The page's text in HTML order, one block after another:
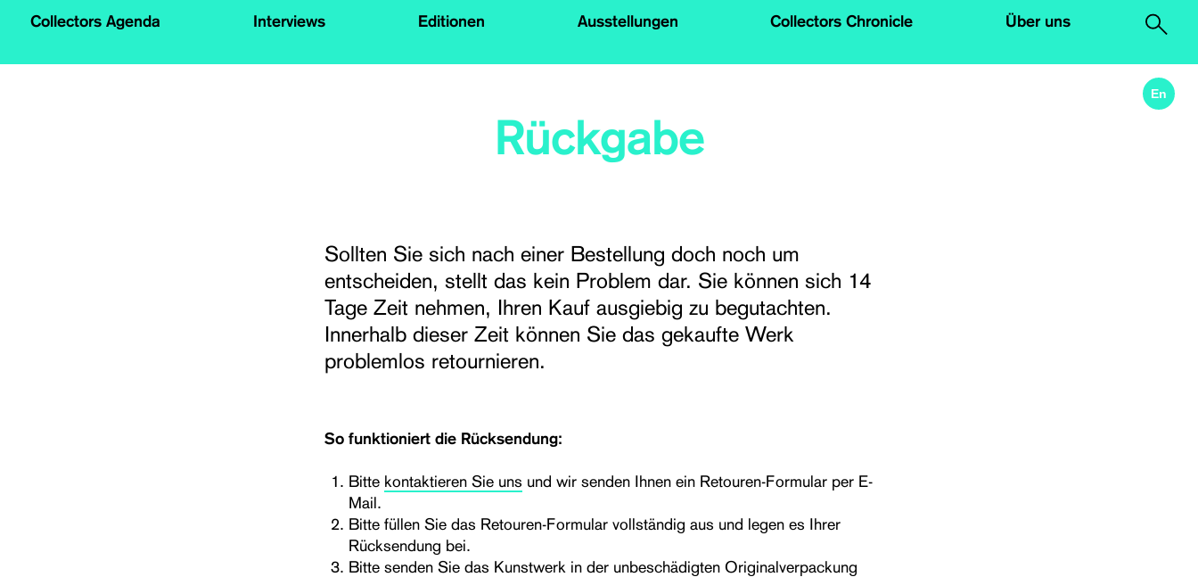
Collectors Agenda Interviews Editionen Ausstellungen Collectors Chronicle Über uns
En
Rückgabe
Sollten Sie sich nach einer Bestellung doch noch um
entscheiden, stellt das kein Problem dar. Sie können sich 14
Tage Zeit nehmen, Ihren Kauf ausgiebig zu begutachten.
Innerhalb dieser Zeit können Sie das gekaufte Werk
problemlos retournieren.
So funktioniert die Rücksendung:
Bitte kontaktieren Sie uns und wir senden Ihnen ein Retouren-Formular per E-
Mail.
Bitte füllen Sie das Retouren-Formular vollständig aus und legen es Ihrer
Rücksendung bei.
Bitte senden Sie das Kunstwerk in der unbeschädigten Originalverpackung